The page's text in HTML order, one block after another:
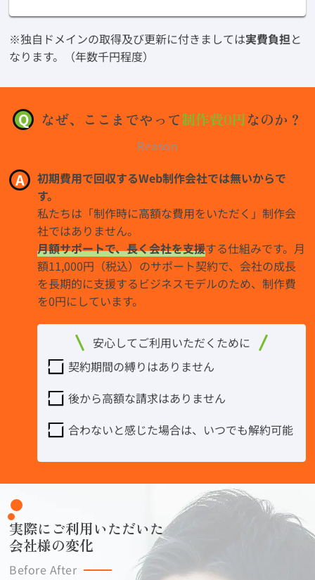
※独自ドメインの取得及び更新に付きましては実費負担と
なります。（年数千円程度）
Q なぜ、ここまでやって制作費0円なのか？
Reason
A
初期費用で回収するWeb制作会社では無いからで
す。
私たちは「制作時に高額な費用をいただく」制作会
社ではありません。
月額サポートで、長く会社を支援する仕組みです。月
額11,000円（税込）のサポート契約で、会社の成長
を長期的に支援するビジネスモデルのため、制作費
を0円にしています。
安心してご利用いただくために
契約期間の縛りはありません
後から高額な請求はありません
合わないと感じた場合は、いつでも解約可能
実際にご利用いただいた
会社様の変化
Before After